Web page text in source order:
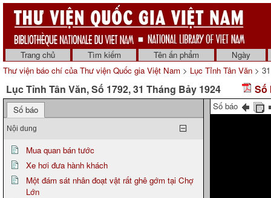
Trang chủ Tìm kiếm Tên ấn phẩm
Ngày
Thư viện báo chí của Thư viện Quốc gia Việt Nam > Lục Tỉnh Tân Văn >
Lục Tỉnh Tân Văn, Số 1792, 31 Tháng Bảy 1924 Số
Số báo
Nội dung
Mua quan bán tước
Xe hơi đưa hành khách
Một đám sát nhân đoạt vật rất ghê gớm tại Chợ
Lớn
Số báo